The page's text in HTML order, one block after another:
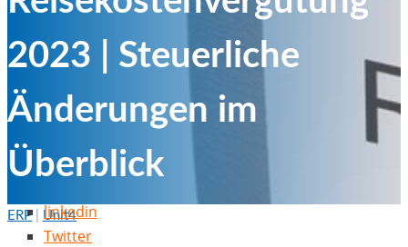
2023 | Steuerliche
Änderungen im
Überblick
von Aniko Gärtner
ERP| Unit4
linkedin
Twitter